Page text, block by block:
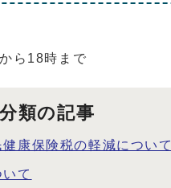
ら18時まで
類の記事
康保険税の軽減について
て